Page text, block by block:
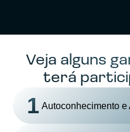
Veja alguns
terá
1 Autoconhecimento e